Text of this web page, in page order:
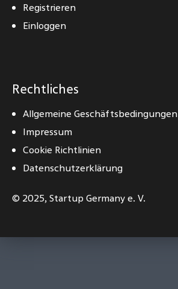
Registrieren
Einloggen
Rechtliches
Allgemeine Geschäftsbedingungen
Impressum
Cookie Richtlinien
Datenschutzerklärung
© 2025,Startup Germany e. V.